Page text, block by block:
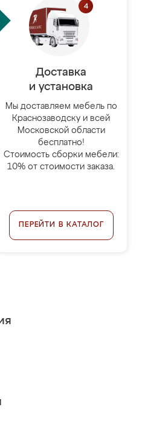
Доставка
и установка
Мы доставляем мебель по
Краснозаводску и всей
Московской области
бесплатно!
Стоимость сборки мебели:
10% от стоимости заказа.
ПЕРЕЙТИ В КАТАЛОГ